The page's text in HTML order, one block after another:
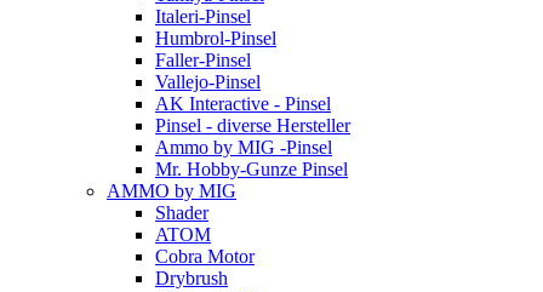
Italeri-Pinsel
Humbrol-Pinsel
Faller-Pinsel
Vallejo-Pinsel
AK Interactive - Pinsel
Pinsel - diverse Hersteller
Ammo by MIG -Pinsel
Mr. Hobby-Gunze Pinsel
AMMO by MIG
Shader
ATOM
Cobra Motor
Drybrush